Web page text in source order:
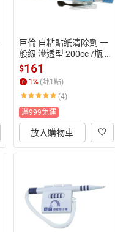
巨倫 自粘貼紙清除劑 一
般級 滲透型 200cc /瓶 H-
1139【APP滿額下單10%
點數(單一帳號最高1500
點)】8/31止
$161
1% (賺1點)
(4)
滿999免運
放入購物車